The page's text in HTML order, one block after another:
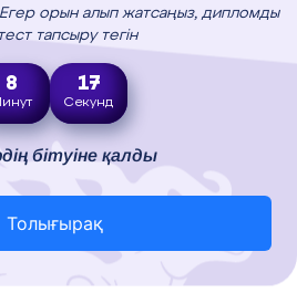
Егер орын алып жатсаңыз, дипломды
тапсыру тегін
8 16
Секунд
бітуіне қалды
Толығырақ